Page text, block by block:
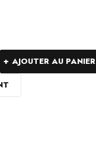
AJOUTER AU PANIER